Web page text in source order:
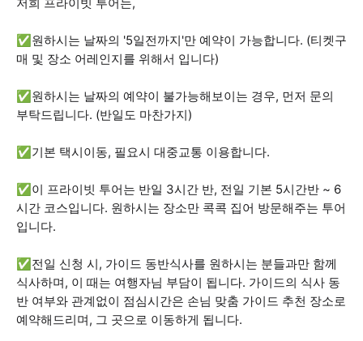
✅원하시는 날짜의 '5일전까지'만 예약이 가능합니다. (티켓구
매 및 장소 어레인지를 위해서 입니다)
✅원하시는 날짜의 예약이 불가능해보이는 경우, 먼저 문의
부탁드립니다. (반일도 마찬가지)
✅기본 택시이동, 필요시 대중교통 이용합니다.
✅이 프라이빗 투어는 반일 3시간 반, 전일 기본 5시간반 ~ 6
시간 코스입니다. 원하시는 장소만 콕콕 집어 방문해주는 투어
입니다.
✅전일 신청 시, 가이드 동반식사를 원하시는 분들과만 함께
식사하며, 이 때는 여행자님 부담이 됩니다. 가이드의 식사 동
반 여부와 관계없이 점심시간은 손님 맞춤 가이드 추천 장소로
예약해드리며, 그 곳으로 이동하게 됩니다.